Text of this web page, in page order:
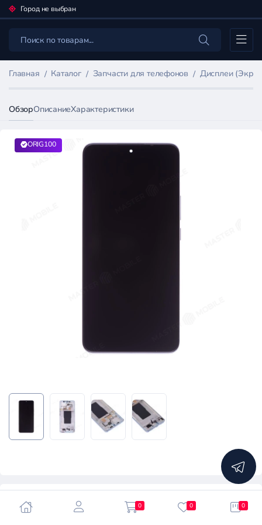
Город не выбран
Каталог
Главная Каталог Запчасти для телефонов Дисплеи
ОбзорОписаниеХарактеристики
ORIG100
5.0
0 0 0